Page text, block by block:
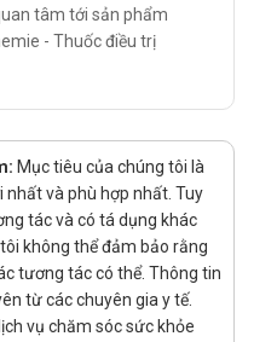
tâm tới sản phẩm
- Thuốc điều trị
Mục tiêu của chúng tôi là
và phù hợp nhất. Tuy
tác và có tá dụng khác
không thể đảm bảo rằng
tương tác có thể. Thông tin
từ các chuyên gia y tế.
vụ chăm sóc sức khỏe